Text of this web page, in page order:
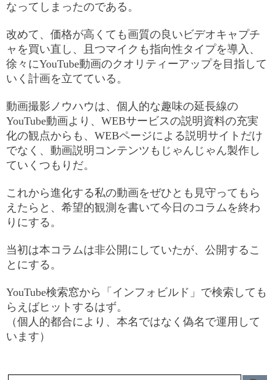
なってしまったのである。
改めて、価格が高くても画質の良いビデオキャプチ
ャを買い直し、且つマイクも指向性タイプを導入、
徐々にYouTube動画のクオリティーアップを目指して
いく計画を立てている。
動画撮影ノウハウは、個人的な趣味の延長線の
YouTube動画より、WEBサービスの説明資料の充実
化の観点からも、WEBページによる説明サイトだけ
でなく、動画説明コンテンツもじゃんじゃん製作し
ていくつもりだ。
これから進化する私の動画をぜひとも見守ってもら
えたらと、希望的観測を書いて今日のコラムを終わ
りにする。
当初は本コラムは非公開にしていたが、公開するこ
とにする。
YouTube検索窓から「インフォビルド」で検索しても
らえばヒットするはず。
（個人的都合により、本名ではなく偽名で運用して
います）